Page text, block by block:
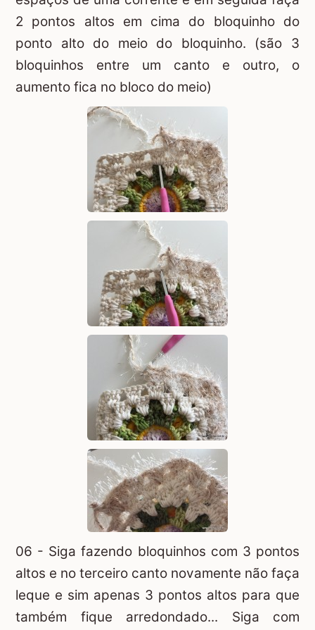
2 pontos altos em cima do bloquinho do
ponto alto do meio do bloquinho. (são 3
bloquinhos entre um canto e outro, o
aumento fica no bloco do meio)
06 - Siga fazendo bloquinhos com 3 pontos
altos e no terceiro canto novamente não faça
leque e sim apenas 3 pontos altos para que
também fique arredondado... Siga com